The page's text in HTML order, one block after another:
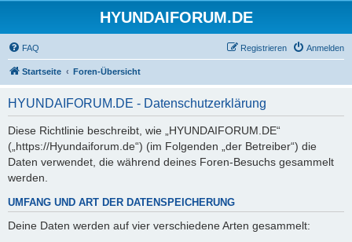
HYUNDAIFORUM.DE
FAQ Anmelden
Registrieren
Startseite Foren-Übersicht
HYUNDAIFORUM.DE - Datenschutzerklärung
Diese Richtlinie beschreibt, wie „HYUNDAIFORUM.DE“
(„https://Hyundaiforum.de“) (im Folgenden „der Betreiber“) die
Daten verwendet, die während deines Foren-Besuchs gesammelt
werden.
UMFANG UND ART DER DATENSPEICHERUNG
Deine Daten werden auf vier verschiedene Arten gesammelt: